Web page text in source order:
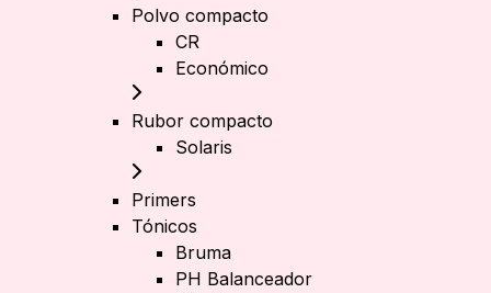
Polvo compacto
CR
Económico
Rubor compacto
Solaris
Primers
Tónicos
Bruma
PH Balanceador